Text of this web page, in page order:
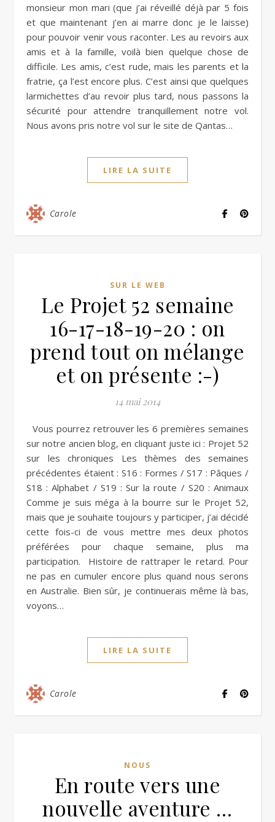
monsieur mon mari (que j’ai réveillé déjà par 5 fois
et que maintenant j’en ai marre donc je le laisse)
pour pouvoir venir vous raconter. Les au revoirs aux
amis et à la famille, voilà bien quelque chose de
difficile. Les amis, c’est rude, mais les parents et la
fratrie, ça l’est encore plus. C’est ainsi que quelques
larmichettes d’au revoir plus tard, nous passons la
sécurité pour attendre tranquillement notre vol.
Nous avons pris notre vol sur le site de Qantas…
LIRE LA SUITE
Carole
SUR LE WEB
Le Projet 52 semaine
16-17-18-19-20 : on
prend tout on mélange
et on présente :-)
14 mai 2014
Vous pourrez retrouver les 6 premières semaines
sur notre ancien blog, en cliquant juste ici : Projet 52
sur les chroniques Les thèmes des semaines
précédentes étaient : S16 : Formes / S17 : Pâques /
S18 : Alphabet / S19 : Sur la route / S20 : Animaux
Comme je suis méga à la bourre sur le Projet 52,
mais que je souhaite toujours y participer, j’ai décidé
cette fois-ci de vous mettre mes deux photos
préférées pour chaque semaine, plus ma
participation. Histoire de rattraper le retard. Pour
ne pas en cumuler encore plus quand nous serons
en Australie. Bien sûr, je continuerais même là bas,
voyons…
LIRE LA SUITE
Carole
NOUS
En route vers une
nouvelle aventure …